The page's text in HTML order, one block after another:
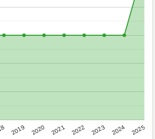
2019 2020 2021 2022 2023 2024 2025